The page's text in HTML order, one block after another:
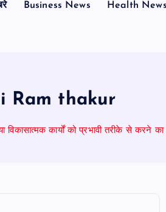
Business News Health News
Ram thakur
विकासात्मक कार्यों को प्रभावी तरीके से करने का